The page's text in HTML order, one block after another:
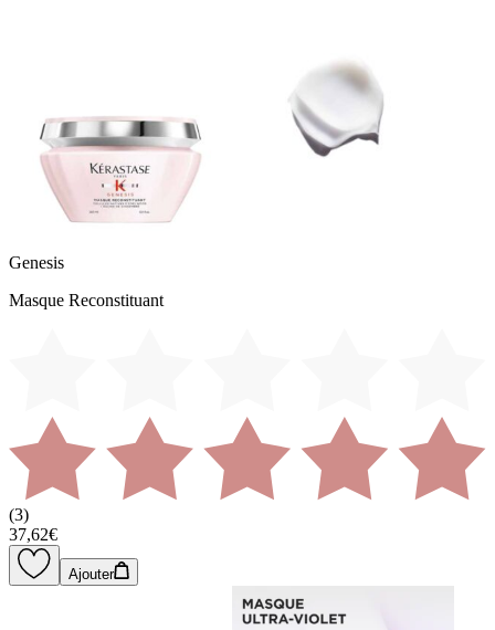
Genesis
Masque Reconstituant
(3)
37,62€
Ajouter